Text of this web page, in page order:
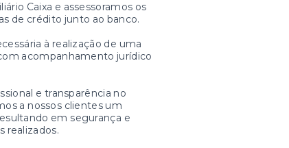
Caixa e assessoramos os
de crédito junto ao banco.
à realização de uma
acompanhamento jurídico
e transparência no
a nossos clientes um
em segurança e
realizados.